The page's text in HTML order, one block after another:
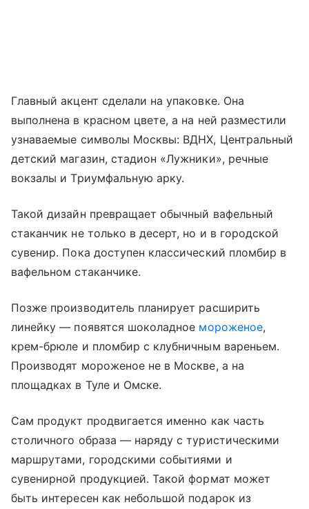
Главный акцент сделали на упаковке. Она
выполнена в красном цвете, а на ней разместили
узнаваемые символы Москвы: ВДНХ, Центральный
детский магазин, стадион «Лужники», речные
вокзалы и Триумфальную арку.
Такой дизайн превращает обычный вафельный
стаканчик не только в десерт, но и в городской
сувенир. Пока доступен классический пломбир в
вафельном стаканчике.
Позже производитель планирует расширить
линейку — появятся шоколадное мороженое,
крем-брюле и пломбир с клубничным вареньем.
Производят мороженое не в Москве, а на
площадках в Туле и Омске.
Сам продукт продвигается именно как часть
столичного образа — наряду с туристическими
маршрутами, городскими событиями и
сувенирной продукцией. Такой формат может
быть интересен как небольшой подарок из